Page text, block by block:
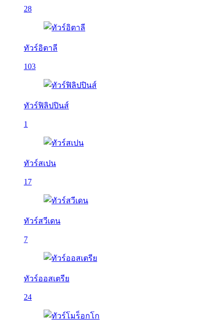
28
ทัวร์อิตาลี
103
ทัวร์ฟิลิปปินส์
1
ทัวร์สเปน
17
ทัวร์สวีเดน
7
ทัวร์ออสเตรีย
24